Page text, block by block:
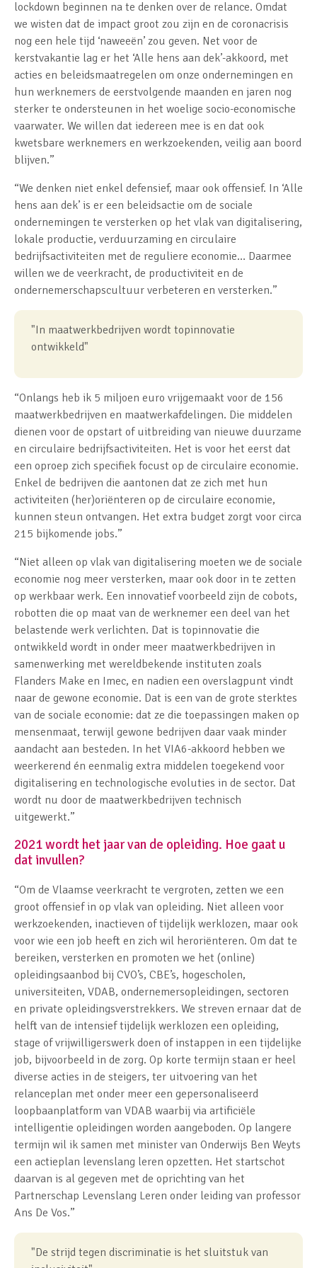
lockdown beginnen na te denken over de relance. Omdat
we wisten dat de impact groot zou zijn en de coronacrisis
nog een hele tijd ‘naweeën’ zou geven. Net voor de
kerstvakantie lag er het ‘Alle hens aan dek’-akkoord, met
acties en beleidsmaatregelen om onze ondernemingen en
hun werknemers de eerstvolgende maanden en jaren nog
sterker te ondersteunen in het woelige socio-economische
vaarwater. We willen dat iedereen mee is en dat ook
kwetsbare werknemers en werkzoekenden, veilig aan boord
blijven.”
“We denken niet enkel defensief, maar ook offensief. In ‘Alle
hens aan dek’ is er een beleidsactie om de sociale
ondernemingen te versterken op het vlak van digitalisering,
lokale productie, verduurzaming en circulaire
bedrijfsactiviteiten met de reguliere economie… Daarmee
willen we de veerkracht, de productiviteit en de
ondernemerschapscultuur verbeteren en versterken.”
"In maatwerkbedrijven wordt topinnovatie
ontwikkeld"
“Onlangs heb ik 5 miljoen euro vrijgemaakt voor de 156
maatwerkbedrijven en maatwerkafdelingen. Die middelen
dienen voor de opstart of uitbreiding van nieuwe duurzame
en circulaire bedrijfsactiviteiten. Het is voor het eerst dat
een oproep zich specifiek focust op de circulaire economie.
Enkel de bedrijven die aantonen dat ze zich met hun
activiteiten (her)oriënteren op de circulaire economie,
kunnen steun ontvangen. Het extra budget zorgt voor circa
215 bijkomende jobs.”
“Niet alleen op vlak van digitalisering moeten we de sociale
economie nog meer versterken, maar ook door in te zetten
op werkbaar werk. Een innovatief voorbeeld zijn de cobots,
robotten die op maat van de werknemer een deel van het
belastende werk verlichten. Dat is topinnovatie die
ontwikkeld wordt in onder meer maatwerkbedrijven in
samenwerking met wereldbekende instituten zoals
Flanders Make en Imec, en nadien een overslagpunt vindt
naar de gewone economie. Dat is een van de grote sterktes
van de sociale economie: dat ze die toepassingen maken op
mensenmaat, terwijl gewone bedrijven daar vaak minder
aandacht aan besteden. In het VIA6-akkoord hebben we
weerkerend én eenmalig extra middelen toegekend voor
digitalisering en technologische evoluties in de sector. Dat
wordt nu door de maatwerkbedrijven technisch
uitgewerkt.”
2021 wordt het jaar van de opleiding. Hoe gaat u
dat invullen?
“Om de Vlaamse veerkracht te vergroten, zetten we een
groot offensief in op vlak van opleiding. Niet alleen voor
werkzoekenden, inactieven of tijdelijk werklozen, maar ook
voor wie een job heeft en zich wil heroriënteren. Om dat te
bereiken, versterken en promoten we het (online)
opleidingsaanbod bij CVO’s, CBE’s, hogescholen,
universiteiten, VDAB, ondernemersopleidingen, sectoren
en private opleidingsverstrekkers. We streven ernaar dat de
helft van de intensief tijdelijk werklozen een opleiding,
stage of vrijwilligerswerk doen of instappen in een tijdelijke
job, bijvoorbeeld in de zorg. Op korte termijn staan er heel
diverse acties in de steigers, ter uitvoering van het
relanceplan met onder meer een gepersonaliseerd
loopbaanplatform van VDAB waarbij via artificiële
intelligentie opleidingen worden aangeboden. Op langere
termijn wil ik samen met minister van Onderwijs Ben Weyts
een actieplan levenslang leren opzetten. Het startschot
daarvan is al gegeven met de oprichting van het
Partnerschap Levenslang Leren onder leiding van professor
Ans De Vos.”
"De strijd tegen discriminatie is het sluitstuk van